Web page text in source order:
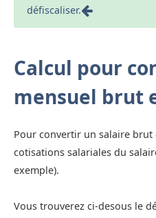
défiscaliser.
Calcul pour
mensuel brut
Pour convertir un salaire
cotisations salariales du
exemple).
Vous trouverez ci-desous le